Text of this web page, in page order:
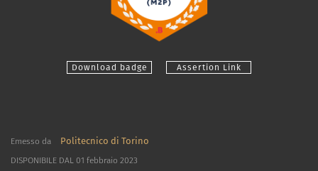
Download badge Assertion Link
Emesso da Politecnico di Torino
DISPONIBILE DAL 01 febbraio 2023